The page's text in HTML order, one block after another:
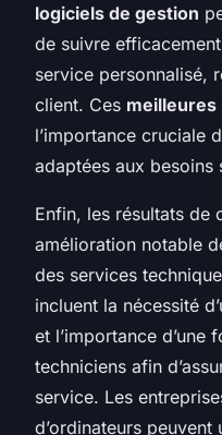
logiciels de gestion
de suivre
service personnalisé,
client. Ces meilleures
l’importance cruciale
adaptées aux besoins
Enfin, les résultats de
amélioration notable
des services
incluent la nécessité
et l’importance d’une
techniciens afin
service. Les
d’ordinateurs